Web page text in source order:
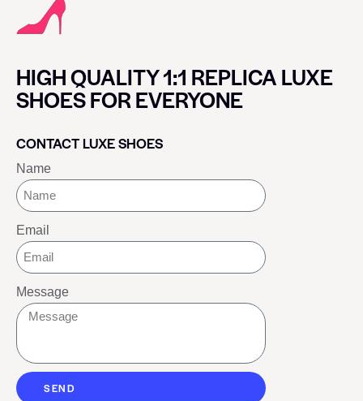
HIGH QUALITY 1:1 REPLICA LUXE
SHOES FOR EVERYONE
CONTACT LUXE SHOES
Name
Email
Message
SEND